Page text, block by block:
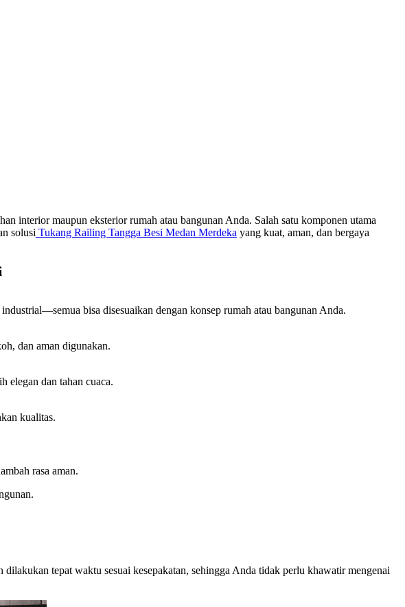
interior maupun eksterior rumah atau bangunan Anda. Salah satu komponen utama
solusi Tukang Railing Tangga Besi Medan Merdeka yang kuat, aman, dan bergaya
bisa disesuaikan dengan konsep rumah atau bangunan Anda.
dan aman digunakan.
elegan dan tahan cuaca.
kualitas.
rasa aman.
tepat waktu sesuai kesepakatan, sehingga Anda tidak perlu khawatir mengenai